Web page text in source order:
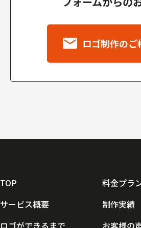
ロゴ制作の
TOP
サービス概要
ロゴができるまで
料金プラ
制作実績
お客様の